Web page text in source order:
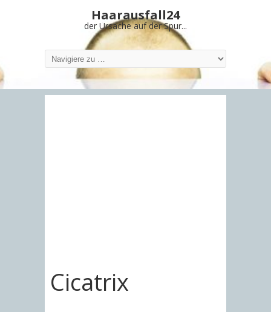
Haarausfall24
der Ursache auf der Spur...
Cicatrix